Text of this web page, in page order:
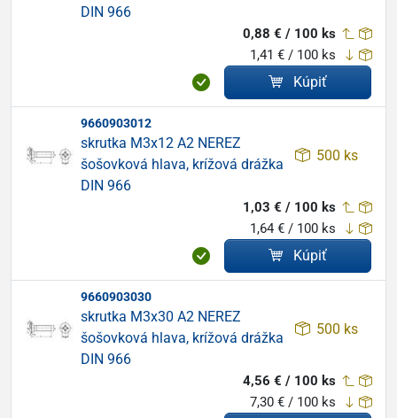
DIN 966
0,88 € / 100 ks
1,41 € / 100 ks
Kúpiť
9660903012
skrutka M3x12 A2 NEREZ
šošovková hlava, krížová drážka
DIN 966
500 ks
1,03 € / 100 ks
1,64 € / 100 ks
Kúpiť
9660903030
skrutka M3x30 A2 NEREZ
šošovková hlava, krížová drážka
DIN 966
500 ks
4,56 € / 100 ks
7,30 € / 100 ks